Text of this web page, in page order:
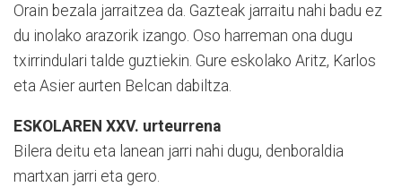
Orain bezala jarraitzea da. Gazteak jarraitu nahi badu ez
du inolako arazorik izango. Oso harreman ona dugu
txirrindulari talde guztiekin. Gure eskolako Aritz, Karlos
eta Asier aurten Belcan dabiltza.
ESKOLAREN XXV. urteurrena
Bilera deitu eta lanean jarri nahi dugu, denboraldia
martxan jarri eta gero.